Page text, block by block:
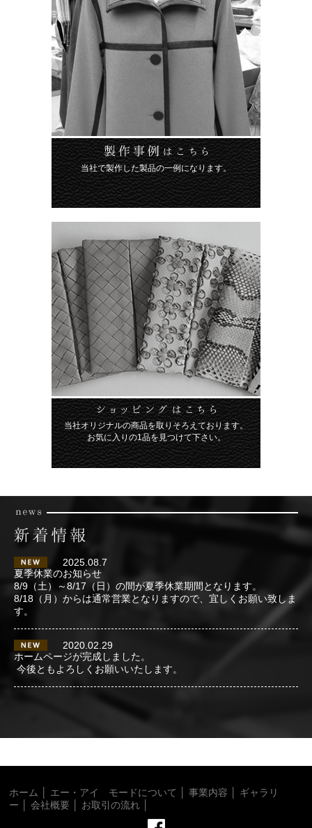
当社で製作した製品の一例になります。
当社オリジナルの商品を取りそろえております。
お気に入りの1品を見つけて下さい。
2025.08.7
夏季休業のお知らせ
8/9（土）～8/17（日）の間が夏季休業期間となります。
8/18（月）からは通常営業となりますので、宜しくお願い致しま
す。
2020.02.29
ホームページが完成しました。
今後ともよろしくお願いいたします。
ホーム エー・アイ モードについて │事業内容
ギャラリ
ー │会社概要 お取引の流れ